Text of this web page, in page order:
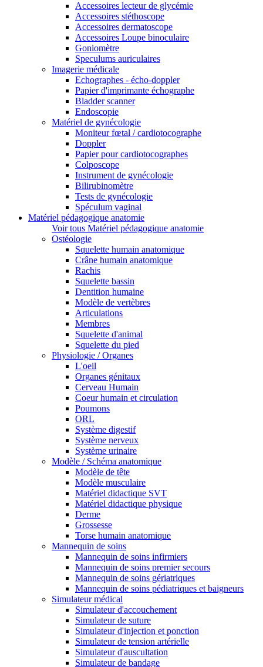
Accessoires lecteur de glycémie
Accessoires stéthoscope
Accessoires dermatoscope
Accessoires Loupe binoculaire
Goniomètre
Speculums auriculaires
Imagerie médicale
Echographes - écho-doppler
Papier d'imprimante échographe
Bladder scanner
Endoscopie
Matériel de gynécologie
Moniteur fœtal / cardiotocographe
Doppler
Papier pour cardiotocographes
Colposcope
Instrument de gynécologie
Bilirubinomètre
Tests de gynécologie
Spéculum vaginal
Matériel pédagogique anatomie
Voir tous Matériel pédagogique anatomie
Ostéologie
Squelette humain anatomique
Crâne humain anatomique
Rachis
Squelette bassin
Dentition humaine
Modèle de vertèbres
Articulations
Membres
Squelette d'animal
Squelette du pied
Physiologie / Organes
L'oeil
Organes génitaux
Cerveau Humain
Coeur humain et circulation
Poumons
ORL
Système digestif
Système nerveux
Système urinaire
Modèle / Schéma anatomique
Modèle de tête
Modèle musculaire
Matériel didactique SVT
Matériel didactique physique
Derme
Grossesse
Torse humain anatomique
Mannequin de soins
Mannequin de soins infirmiers
Mannequin de soins premier secours
Mannequin de soins gériatriques
Mannequin de soins pédiatriques et baigneurs
Simulateur médical
Simulateur d'accouchement
Simulateur de suture
Simulateur d'injection et ponction
Simulateur de tension artérielle
Simulateur d'auscultation
Simulateur de bandage